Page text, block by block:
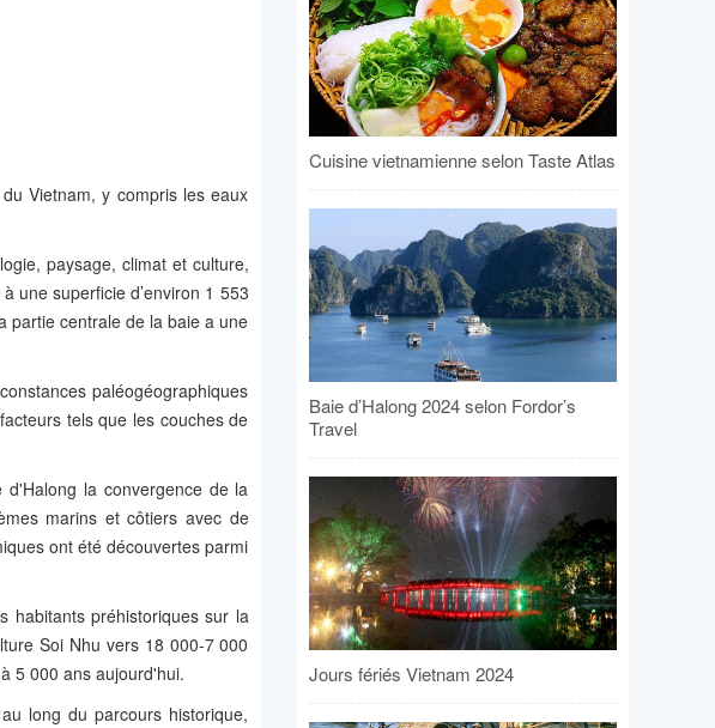
Vietnam, y compris les eaux
paysage, climat et culture,
une superficie d’environ 1 553
partie centrale de la baie a une
paléogéographiques
tels que les couches de
la convergence de la
marins et côtiers avec de
ont été découvertes parmi
habitants préhistoriques sur la
Soi Nhu vers 18 000-7 000
5 000 ans aujourd'hui.
long du parcours historique,
Cuisine vietnamienne selon Taste Atlas
Baie d’Halong 2024 selon Fordor’s
Travel
Jours fériés Vietnam 2024